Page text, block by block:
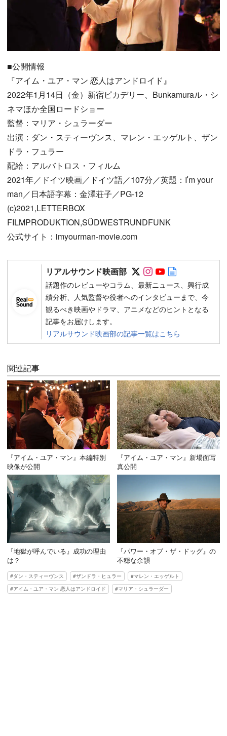
■公開情報
『アイム・ユア・マン 恋人はアンドロイド』
2022年1月14日（金）新宿ピカデリー、Bunkamuraル・シ
ネマほか全国ロードショー
監督：マリア・シュラーダー
出演：ダン・スティーヴンス、マレン・エッゲルト、ザン
ドラ・フュラー
配給：アルバトロス・フィルム
2021年／ドイツ映画／ドイツ語／107分／英題：Iʼm your
man／日本語字幕：金澤荘子／PG-12
(c)2021,LETTERBOX
FILMPRODUKTION,SÜDWESTRUNDFUNK
公式サイト：imyourman-movie.com
リアルサウンド映画部 Follow on SNS
Follow on SNS
Follow on
話題作のレビューやコラム、最新ニュース、興行成
績分析、人気監督や役者へのインタビューまで、今
観るべき映画やドラマ、アニメなどのヒントとなる
記事をお届けします。
リアルサウンド映画部の記事一覧はこちら
関連記事
『アイム・ユア・マン』本編特別
映像が公開
『アイム・ユア・マン』新場面写
真公開
『地獄が呼んでいる』成功の理由
は？
『パワー・オブ・ザ・ドッグ』の
不穏な余韻
ダン・スティーヴンス ザンドラ・ヒュラー
マレン・エッゲルト
アイム・ユア・マン 恋人はアンドロイド
マリア・シュラーダー